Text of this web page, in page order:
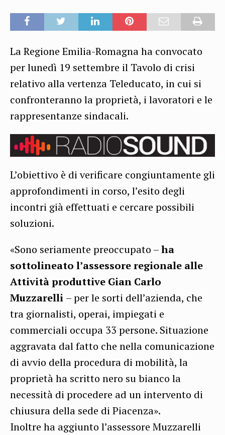
La Regione Emilia-Romagna ha convocato
per lunedì 19 settembre il Tavolo di crisi
relativo alla vertenza Teleducato, in cui si
confronteranno la proprietà, i lavoratori e le
rappresentanze sindacali.
L’obiettivo è di verificare congiuntamente gli
approfondimenti in corso, l’esito degli
incontri già effettuati e cercare possibili
soluzioni.
«Sono seriamente preoccupato –ha
sottolineato l’assessore regionale alle
Attività produttive Gian Carlo
Muzzarelli – per le sorti dell’azienda, che
tra giornalisti, operai, impiegati e
commerciali occupa 33 persone. Situazione
aggravata dal fatto che nella comunicazione
di avvio della procedura di mobilità, la
proprietà ha scritto nero su bianco la
necessità di procedere ad un intervento di
chiusura della sede di Piacenza».
Inoltre ha aggiunto l’assessore Muzzarelli